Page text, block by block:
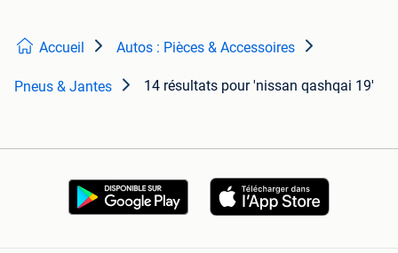
Accueil Autos : Pièces & Accessoires
Pneus & Jantes 14 résultats pour 'nissan qashqai 19'